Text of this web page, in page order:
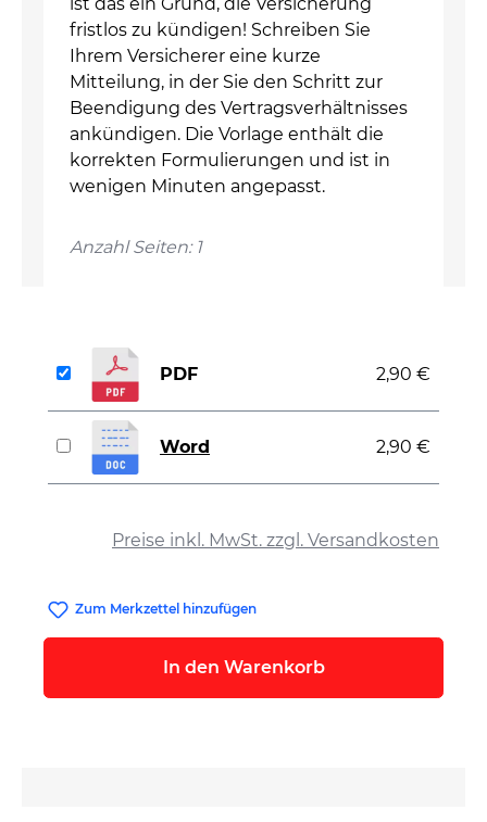
fristlos zu kündigen! Schreiben Sie
Ihrem Versicherer eine kurze
Mitteilung, in der Sie den Schritt zur
Beendigung des Vertragsverhältnisses
ankündigen. Die Vorlage enthält die
korrekten Formulierungen und ist in
wenigen Minuten angepasst.
Anzahl Seiten: 1
Preise inkl. MwSt. zzgl. Versandkosten
PDF 2,90 €
Word 2,90 €
Zum Merkzettel hinzufügen
In den Warenkorb